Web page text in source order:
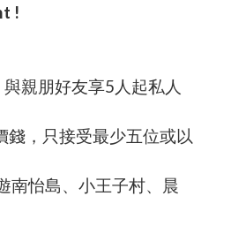
!
親朋好友享5人起私人
錢，只接受最少五位或以
南怡島、小王子村、晨